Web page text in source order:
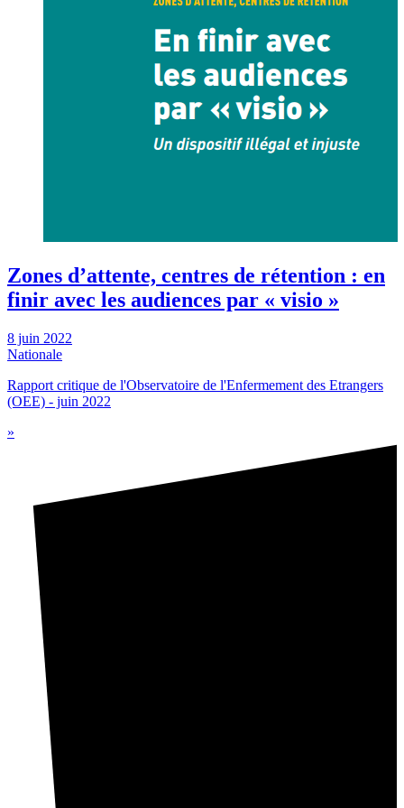
Zones d’attente, centres de rétention : en
finir avec les audiences par « visio »
8 juin 2022
Nationale
Rapport critique de l'Observatoire de l'Enfermement des Etrangers
(OEE) - juin 2022
»